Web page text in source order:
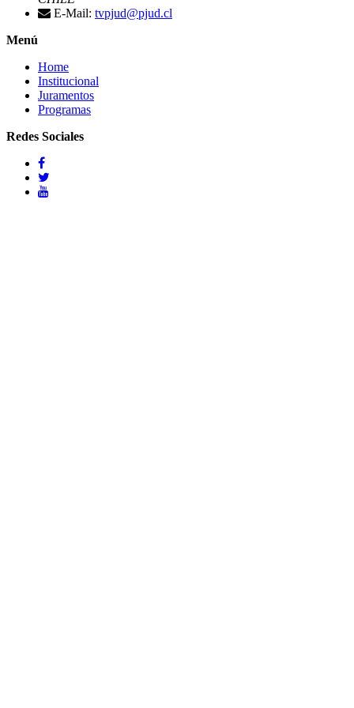
E-Mail: tvpjud@pjud.cl
Menú
Home
Institucional
Juramentos
Programas
Redes Sociales